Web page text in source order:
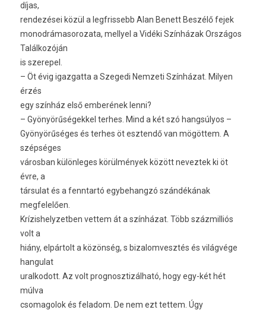
díjas,
rendezései közül a legfrissebb Alan Benett Beszélő fejek
monodrámasorozata, mellyel a Vidéki Színházak Országos
Találkozóján
is szerepel.
– Öt évig igazgatta a Szegedi Nemzeti Színházat. Milyen
érzés
egy színház első emberének lenni?
– Gyönyörűségekkel terhes. Mind a két szó hangsúlyos –
Gyönyörűséges és terhes öt esztendő van mögöttem. A
szépséges
városban különleges körülmények között neveztek ki öt
évre, a
társulat és a fenntartó egybehangzó szándékának
megfelelően.
Krízishelyzetben vettem át a színházat. Több százmilliós
volt a
hiány, elpártolt a közönség, s bizalomvesztés és világvége
hangulat
uralkodott. Az volt prognosztizálható, hogy egy-két hét
múlva
csomagolok és feladom. De nem ezt tettem. Úgy